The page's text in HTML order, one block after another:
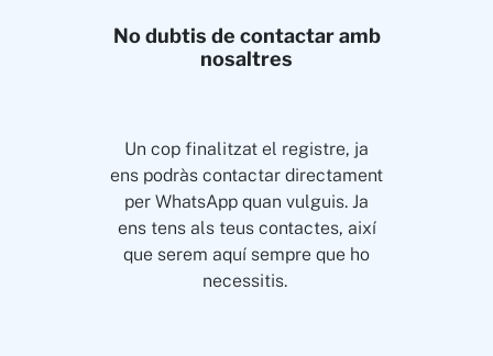
No dubtis de contactar amb
nosaltres
Un cop finalitzat el registre, ja
ens podràs contactar directament
per WhatsApp quan vulguis. Ja
ens tens als teus contactes, així
que serem aquí sempre que ho
necessitis.